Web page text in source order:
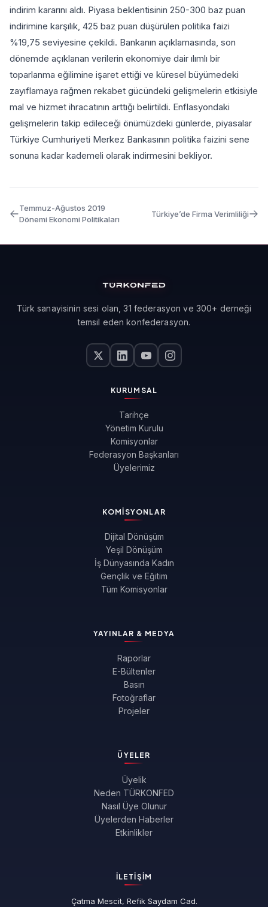
indirim kararını aldı. Piyasa beklentisinin 250-300 baz puan
indirimine karşılık, 425 baz puan düşürülen politika faizi
%19,75 seviyesine çekildi. Bankanın açıklamasında, son
dönemde açıklanan verilerin ekonomiye dair ılımlı bir
toparlanma eğilimine işaret ettiği ve küresel büyümedeki
zayıflamaya rağmen rekabet gücündeki gelişmelerin etkisiyle
mal ve hizmet ihracatının arttığı belirtildi. Enflasyondaki
gelişmelerin takip edileceği önümüzdeki günlerde, piyasalar
Türkiye Cumhuriyeti Merkez Bankasının politika faizini sene
sonuna kadar kademeli olarak indirmesini bekliyor.
Temmuz-Ağustos 2019
Dönemi Ekonomi Politikaları
Türkiye’de Firma Verimliliği
Türk sanayisinin sesi olan, 31 federasyon ve 300+ derneği
temsil eden konfederasyon.
KURUMSAL
Tarihçe
Yönetim Kurulu
Komisyonlar
Federasyon Başkanları
Üyelerimiz
KOMISYONLAR
Dijital Dönüşüm
Yeşil Dönüşüm
İş Dünyasında Kadın
Gençlik ve Eğitim
Tüm Komisyonlar
YAYINLAR & MEDYA
Raporlar
E-Bültenler
Basın
Fotoğraflar
Projeler
ÜYELER
Üyelik
Neden TÜRKONFED
Nasıl Üye Olunur
Üyelerden Haberler
Etkinlikler
İLETIŞIM
Çatma Mescit, Refik Saydam Cad.